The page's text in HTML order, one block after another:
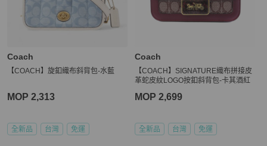
Coach
【COACH】旋釦織布斜背包-水藍
MOP 2,313
全新品 台灣 免運
Coach
【COACH】SIGNATURE織布拼接皮
革蛇皮紋LOGO按釦斜背包-卡其酒紅
MOP 2,699
全新品 台灣 免運